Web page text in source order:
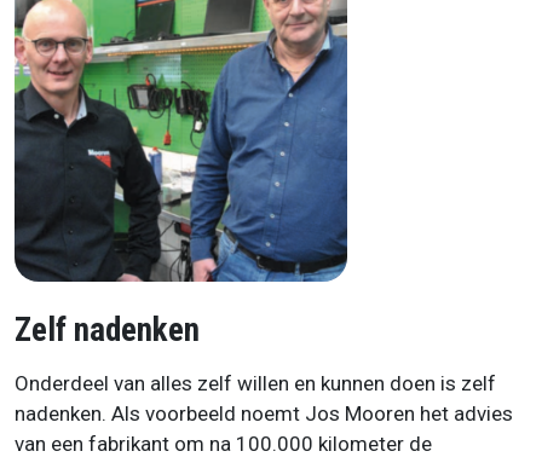
Zelf nadenken
Onderdeel van alles zelf willen en kunnen doen is zelf
nadenken. Als voorbeeld noemt Jos Mooren het advies
van een fabrikant om na 100.000 kilometer de